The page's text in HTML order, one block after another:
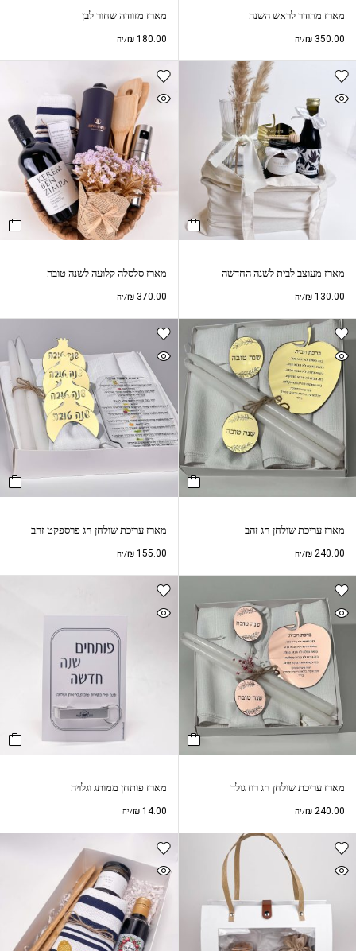
מארז מהודר לראש השנה
₪ 350.00 /יח
מארז מזוודה שחור לבן
₪180.00 /יח
מארז מעוצב לבית לשנה החדשה
₪ 130.00 /יח
מארז סלסלה קלועה לשנה טובה
₪370.00 /יח
מארז עריכת שולחן חג זהב
₪ 240.00 /יח
מארז עריכת שולחן חג פרספקט זהב
₪155.00 /יח
מארז עריכת שולחן חג רוז גולד
₪ 240.00 /יח
מארז פותחן ממותג וגלויה
₪14.00 /יח